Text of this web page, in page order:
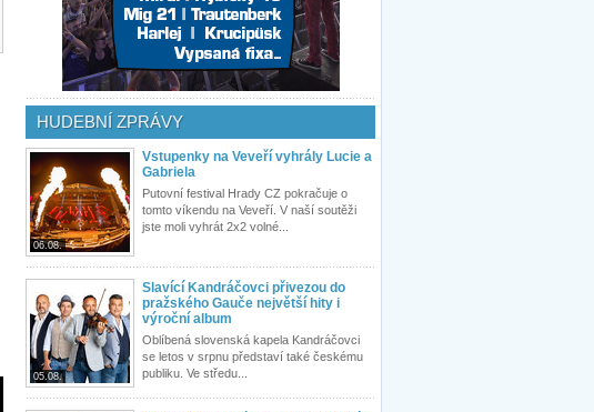
HUDEBNÍ ZPRÁVY
06.08.
Vstupenky na Veveří vyhrály Lucie a
Gabriela
Putovní festival Hrady CZ pokračuje o
tomto víkendu na Veveří. V naší soutěži
jste moli vyhrát 2x2 volné...
05.08.
Slavící Kandráčovci přivezou do
pražského Gauče největší hity i
výroční album
Oblíbená slovenská kapela Kandráčovci
se letos v srpnu představí také českému
publiku. Ve středu...